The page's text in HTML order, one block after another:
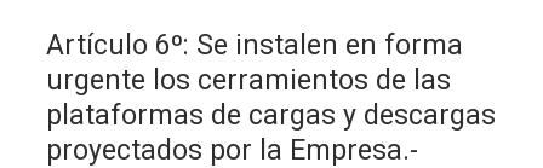
Artículo 6º: Se instalen en forma
urgente los cerramientos de las
plataformas de cargas y descargas
proyectados por la Empresa.-